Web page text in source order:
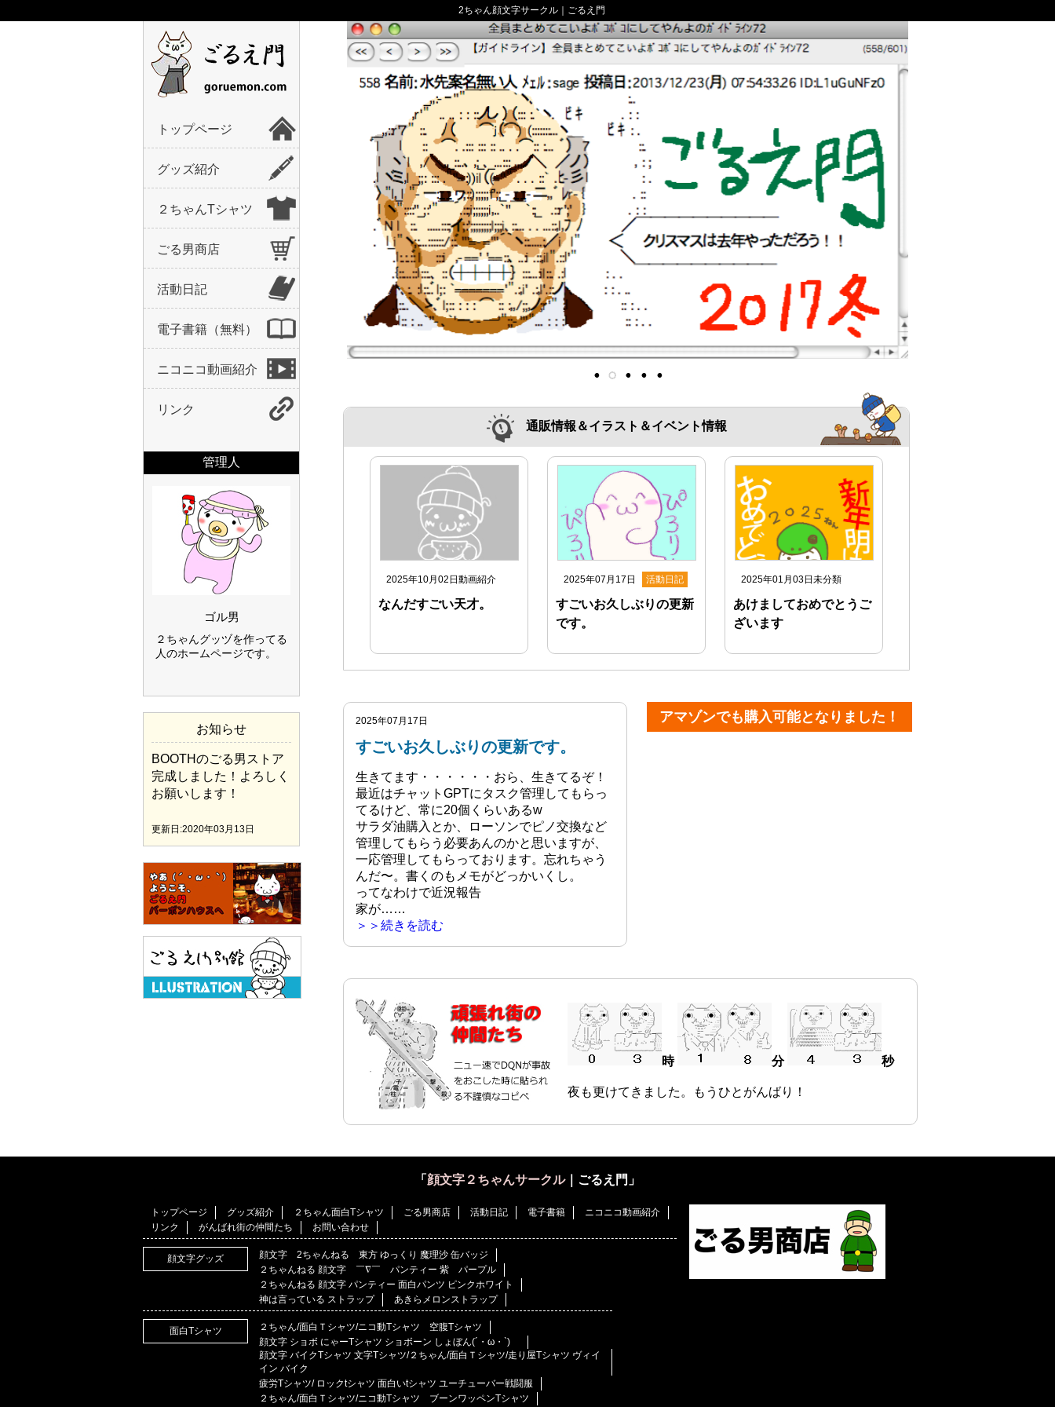
2ちゃん顔文字サークル｜ごるえ門
トップページ
グッズ紹介
２ちゃんTシャツ
ごる男商店
活動日記
電子書籍（無料）
ニコニコ動画紹介
リンク
管理人
ゴル男
２ちゃんグッヅを作ってる
人のホームページです。
お知らせ
BOOTHのごる男ストア
完成しました！よろしく
お願いします！
更新日:2020年03月13日
通販情報＆イラスト＆イベント情報
2025年10月02日 動画紹介
なんだすごい天才。
2025年07月17日 活動日記
すごいお久しぶりの更新
です。
2025年01月03日 未分類
あけましておめでとうご
ざいます
2025年07月17日
すごいお久しぶりの更新です。
生きてます・・・・・・おら、生きてるぞ！
最近はチャットGPTにタスク管理してもらっ
てるけど、常に20個くらいあるw
サラダ油購入とか、ローソンでピノ交換など
管理してもらう必要あんのかと思いますが、
一応管理してもらっております。忘れちゃう
んだ〜。書くのもメモがどっかいくし。
ってなわけで近況報告
家が……
＞＞続きを読む
アマゾンでも購入可能となりました！
時 分 秒
夜も更けてきました。もうひとがんばり！
「 顔文字２ちゃんサークル｜ごるえ門」
トップページ グッズ紹介 ２ちゃん面白Tシャツ ごる男商店 活動日記 電子書籍
ニコニコ動画紹介
リンク
がんばれ街の仲間たち お問い合わせ
顔文字グッズ
顔文字 2ちゃんねる 東方 ゆっくり 魔理沙 缶バッジ
２ちゃんねる 顔文字 ￣∇￣ パンティー 紫 パープル
２ちゃんねる 顔文字 パンティー 面白パンツ ピンクホワイト
神は言っている ストラップ
あきらメロンストラップ
面白Tシャツ
２ちゃん/面白Ｔシャツ/ニコ動Tシャツ 空腹Tシャツ
顔文字 ショボ にゃーTシャツ ショボーン しょぼん(´・ω・`)
顔文字 バイクTシャツ 文字Tシャツ/２ちゃん/面白Ｔシャツ/走り屋Tシャツ ヴィイ
イン バイク
疲労Tシャツ/ ロックtシャツ 面白いtシャツ ユーチューバー戦闘服
２ちゃん/面白Ｔシャツ/ニコ動Tシャツ ブーンワッペンTシャツ